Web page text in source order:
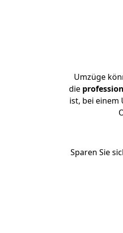
Umzüge
die
ist, bei einem
Sparen Sie